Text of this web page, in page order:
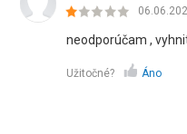
neodporúčam ,
Užitočné? Áno